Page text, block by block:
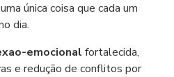
única coisa que cada um
dia.
emocional fortalecida,
e redução de conflitos por